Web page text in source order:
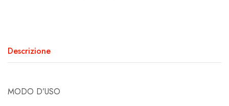
Descrizione
MODO D’USO